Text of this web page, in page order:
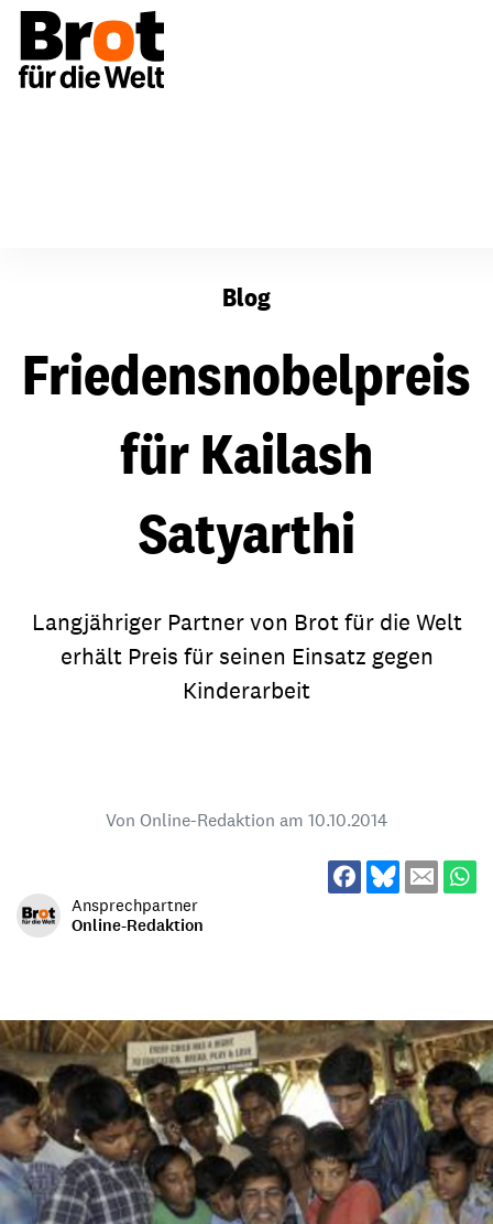
Blog
Friedensnobelpreis
für Kailash
Satyarthi
Langjähriger Partner von Brot für die Welt
erhält Preis für seinen Einsatz gegen
Kinderarbeit
Von Online-Redaktion am 10.10.2014
Ansprechpartner
Online-Redaktion